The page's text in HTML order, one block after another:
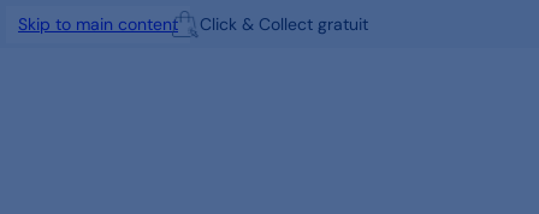
Skip to main content Click & Collect gratuit